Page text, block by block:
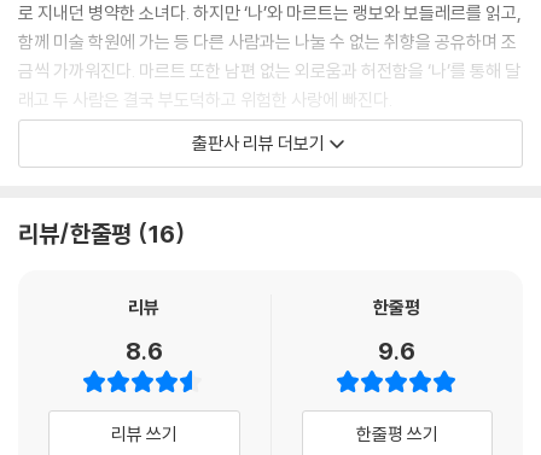
로 지내던 병약한 소녀다. 하지만 ‘나’와 마르트는 랭보와 보들레르를 읽고,
함께 미술 학원에 가는 등 다른 사람과는 나눌 수 없는 취향을 공유하며 조
금씩 가까워진다. 마르트 또한 남편 없는 외로움과 허전함을 ‘나’를 통해 달
래고 두 사람은 결국 부도덕하고 위험한 사랑에 빠진다.
신혼부부의 침실 가구를 대신 골라 주는 불순한 기쁨, 자신과 만나기 위해
남편과 남편 가족에게 거짓말하는 연인을 바라보며 느끼는 비열한 희열,
있는 그대로 보여 준다. 하지만 이 소년에겐 그러한 이기적이고도 무분별
몸을 기울이고 키스하는 데 장애가 되는 것은 그녀 양친과 나의 아버지뿐
인 셈이었다. 내 마음속 깊은 곳에서 또 하나의 소년이 그 방해자들이 있는
것을 기뻐하고 있었다. 내 마음속 소년은 이렇게 생각했다. ‘그녀와 단둘만
있지 않게 된 것이 참 다행이야! 왜냐하면 그녀에게 키스도 못 할 거고, 아
출판사 리뷰 더보기
리뷰/한줄평 16
리뷰
8.6
리뷰 쓰기
한줄평
9.6
한줄평 쓰기